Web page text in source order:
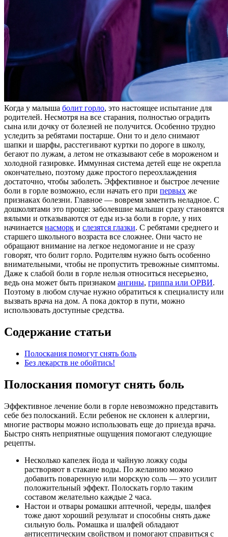
Когда у малыша болит горло, это настоящее испытание для
родителей. Несмотря на все старания, полностью оградить
сына или дочку от болезней не получится. Особенно трудно
уследить за ребятами постарше. Они то и дело снимают
шапки и шарфы, расстегивают куртки по дороге в школу,
бегают по лужам, а летом не отказывают себе в мороженом и
холодной газировке. Иммунная система детей еще не окрепла
окончательно, поэтому даже простого переохлаждения
достаточно, чтобы заболеть. Эффективное и быстрое лечение
боли в горле возможно, если начать его при первых же
признаках болезни. Главное — вовремя заметить неладное. С
дошколятами это проще: заболевшие малыши сразу становятся
вялыми и отказываются от еды из-за боли в горле, у них
начинается насморк и слезятся глазки. С ребятами среднего и
старшего школьного возраста все сложнее. Они часто не
обращают внимание на легкое недомогание и не сразу
говорят, что болит горло. Родителям нужно быть особенно
внимательными, чтобы не пропустить тревожные симптомы.
Даже к слабой боли в горле нельзя относиться несерьезно,
ведь она может быть признаком ангины, гриппа или ОРВИ.
Поэтому в любом случае нужно обратиться к специалисту или
вызвать врача на дом. А пока доктор в пути, можно
использовать доступные средства.
Содержание статьи
Полоскания помогут снять боль
Без лекарств не обойтись!
Полоскания помогут снять боль
Эффективное лечение боли в горле невозможно представить
себе без полосканий. Если ребенок не склонен к аллергии,
многие растворы можно использовать еще до приезда врача.
Быстро снять неприятные ощущения помогают следующие
рецепты.
Несколько капелек йода и чайную ложку соды
растворяют в стакане воды. По желанию можно
добавить поваренную или морскую соль — это усилит
положительный эффект. Полоскать горло таким
составом желательно каждые 2 часа.
Настои и отвары ромашки аптечной, череды, шалфея
тоже дают хороший результат и способны снять даже
сильную боль. Ромашка и шалфей обладают
антисептическим свойством и помогают справиться с